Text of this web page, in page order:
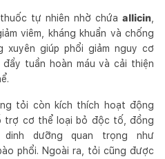
tự nhiên nhờ chứa allicin
viêm, kháng khuẩn và chống
xuyên giúp phổi giảm nguy cơ
tuần hoàn máu và cải thiện
tỏi còn kích thích hoạt động
trợ cơ thể loại bỏ độc tố, đồng
dưỡng quan trọng như
phổi. Ngoài ra, tỏi cũng được